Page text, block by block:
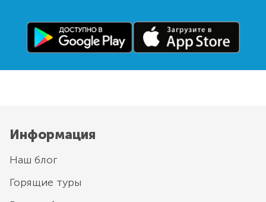
Информация
Наш блог
Горящие туры